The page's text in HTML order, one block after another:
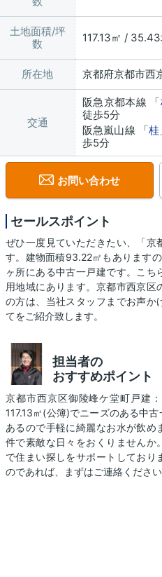
土地面積/坪
数
117.13㎡ /
所在地 京都府京都市西
交通
阪急京都本線 「
徒歩5分
阪急嵐山線 「桂
歩5分
お問い合わせ
セールスポイント
ぜひ一度見ていただきたい、「京
す。建物面積93.22㎡もあります
ヶ所にある中古一戸建です。こ
用地域にあります。京都市西京
の方は、当社スタッフまでお声か
てをご紹介致します。
担当者の
おすすめポイント
京都市西京区御陵峰ケ堂町戸建
117.13㎡(公簿)でニーズのある中
あるので手軽に綺麗なお水が飲め
件で素敵な日々をおくりませんか
で住まい探しをサポートしており
のであれば、まずはご連絡ください